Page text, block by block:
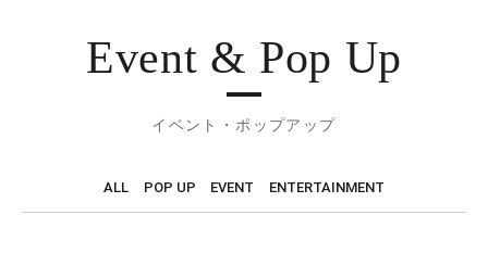
Event & Pop Up
イベント・ポップアップ
ALL POP UP EVENT ENTERTAINMENT